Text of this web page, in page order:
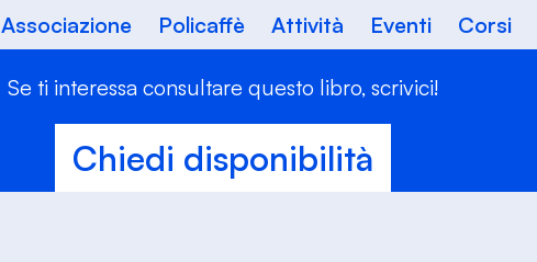
Associazione Policaffè Attività Eventi Corsi
Se ti interessa consultare questo libro, scrivici!
Chiedi disponibilità